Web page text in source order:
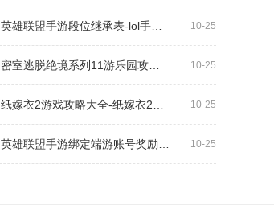
10-25
英雄联盟手游段位继承表-lol手游段位继承规则
10-25
密室逃脱绝境系列11游乐园攻略大全-图文通关攻略
10-25
纸嫁衣2游戏攻略大全-纸嫁衣2第一章游戏攻略图文
10-25
英雄联盟手游绑定端游账号奖励在哪领?英雄联盟手游怎么绑定端游账号